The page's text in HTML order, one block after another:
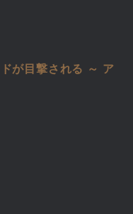
が目撃される ～ ア